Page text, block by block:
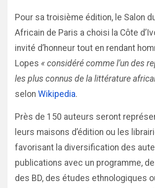
Pour sa troisième édition, le Salon
Africain de Paris a choisi la Côte
invité d’honneur tout en rendant
Lopes « considéré comme l’un des
les plus connus de la littérature
selon Wikipedia.
Près de 150 auteurs seront
leurs maisons d’édition ou les
favorisant la diversification des
publications avec un programme,
des BD, des études ethnologiques